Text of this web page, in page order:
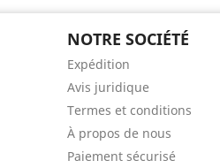
NOTRE SOCIÉTÉ
Expédition
Avis juridique
Termes et conditions
À propos de nous
Paiement sécurisé